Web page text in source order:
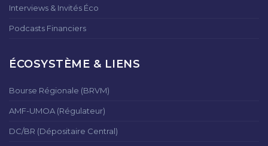
Interviews & Invités Éco
Podcasts Financiers
ÉCOSYSTÈME & LIENS
Bourse Régionale (BRVM)
AMF-UMOA (Régulateur)
DC/BR (Dépositaire Central)